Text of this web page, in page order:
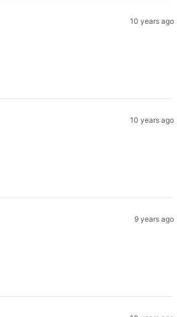
10 years ago
10 years ago
9 years ago